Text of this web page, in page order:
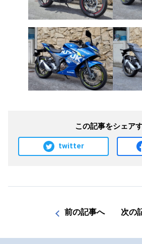
この記事をシェア
twitter
前の記事へ 次の